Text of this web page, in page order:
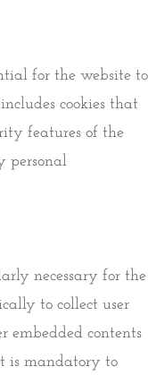
for the website to
cookies that
features of the
personal
necessary for the
to collect user
embedded contents
is mandatory to